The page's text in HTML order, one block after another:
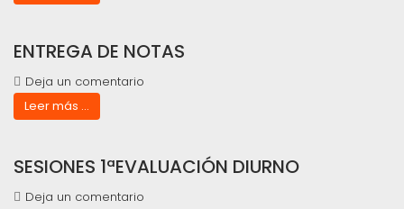
ENTREGA DE NOTAS
Deja un comentario
Leer más ...
SESIONES 1ªEVALUACIÓN DIURNO
Deja un comentario